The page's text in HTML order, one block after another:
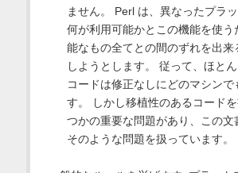
ません。 Perl は、異なったプラ
何が利用可能かとこの機能を使う
能なもの全てとの間のずれを出来
しようとします。 従って、ほと
コードは修正なしにどのマシンで
す。 しかし移植性のあるコードを
つかの重要な問題があり、この文
そのような問題を扱っています。